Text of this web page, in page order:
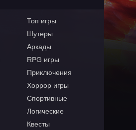
Топ игры
Шутеры
Аркады
RPG игры
Приключения
Хоррор игры
Спортивные
Логические
Квесты